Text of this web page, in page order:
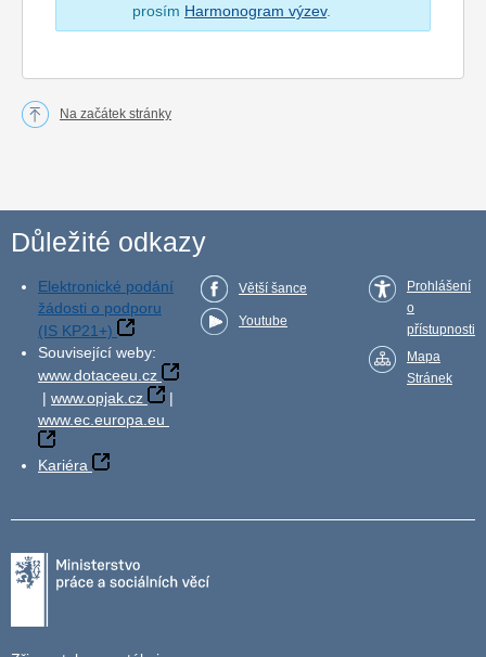
prosím Harmonogram výzev.
Na začátek stránky
Důležité odkazy
Elektronické podání
žádosti o podporu
(IS KP21+)
Související weby:
www.dotaceeu.cz
| www.opjak.cz
|
www.ec.europa.eu
Kariéra
Větší šance
Youtube
Prohlášení
o
přístupnosti
Mapa
Stránek